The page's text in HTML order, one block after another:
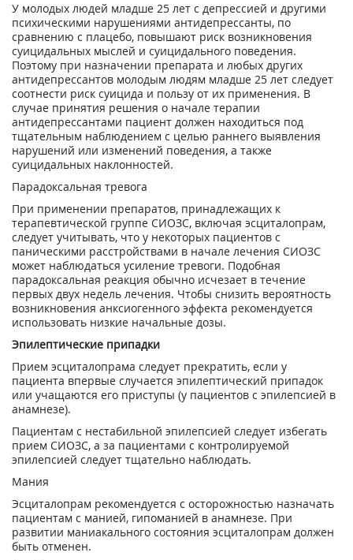
У молодых людей младше 25 лет с депрессией и другими
психическими нарушениями антидепрессанты, по
сравнению с плацебо, повышают риск возникновения
суицидальных мыслей и суицидального поведения.
Поэтому при назначении препарата и любых других
антидепрессантов молодым людям младше 25 лет следует
соотнести риск суицида и пользу от их применения. В
случае принятия решения о начале терапии
антидепрессантами пациент должен находиться под
тщательным наблюдением с целью раннего выявления
нарушений или изменений поведения, а также
суицидальных наклонностей.
Парадоксальная тревога
При применении препаратов, принадлежащих к
терапевтической группе СИОЗС, включая эсциталопрам,
следует учитывать, что у некоторых пациентов с
паническими расстройствами в начале лечения СИОЗС
может наблюдаться усиление тревоги. Подобная
парадоксальная реакция обычно исчезает в течение
первых двух недель лечения. Чтобы снизить вероятность
возникновения анксиогенного эффекта рекомендуется
использовать низкие начальные дозы.
Эпилептические припадки
Прием эсциталопрама следует прекратить, если у
пациента впервые случается эпилептический припадок
или учащаются его приступы (у пациентов с эпилепсией в
анамнезе).
Пациентам с нестабильной эпилепсией следует избегать
прием СИОЗС, а за пациентами с контролируемой
эпилепсией следует тщательно наблюдать.
Мания
Эсциталопрам рекомендуется с осторожностью назначать
пациентам с манией, гипоманией в анамнезе. При
развитии маниакального состояния эсциталопрам должен
быть отменен.